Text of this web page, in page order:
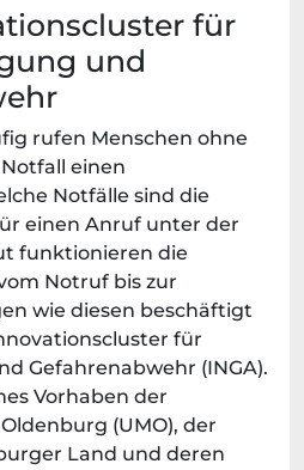
für
und
rufen Menschen ohne
einen
Notfälle sind die
einen Anruf unter der
funktionieren die
Notruf bis zur
wie diesen beschäftigt
für
Gefahrenabwehr (INGA).
Vorhaben der
(UMO), der
Land und deren